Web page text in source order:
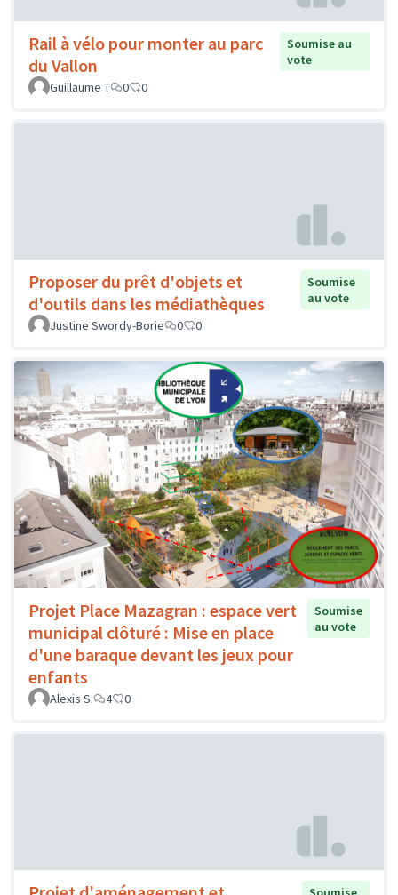
Rail à vélo pour monter au parc
du Vallon
Soumise au
vote
Guillaume T
0 0
Proposer du prêt d'objets et
d'outils dans les médiathèques
Soumise
au vote
Justine Swordy-Borie
0 0
Projet Place Mazagran : espace vert
municipal clôturé : Mise en place
d'une baraque devant les jeux pour
enfants
Soumise
au vote
Alexis S. 4 0